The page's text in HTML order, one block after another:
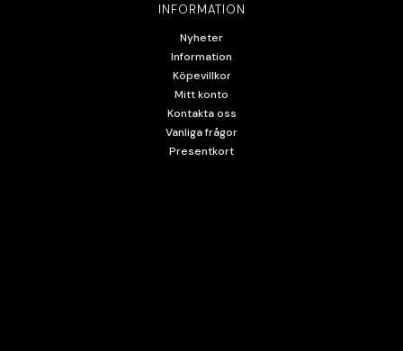
INFORMATION
Nyheter
Information
Köpevillkor
Mitt konto
Kontakta oss
Vanliga frågor
Presentkort